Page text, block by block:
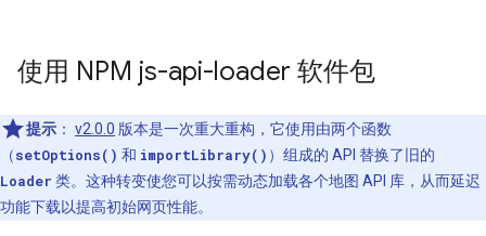
使用 NPM js-api-loader 软件包
提示 ： v2.0.0 版本是一次重大重构，它使用由两个函数
（setOptions() 和 importLibrary() ）组成的 API 替换了旧的
Loader 类。这种转变使您可以按需动态加载各个地图 API 库，从而延迟
功能下载以提高初始网页性能。